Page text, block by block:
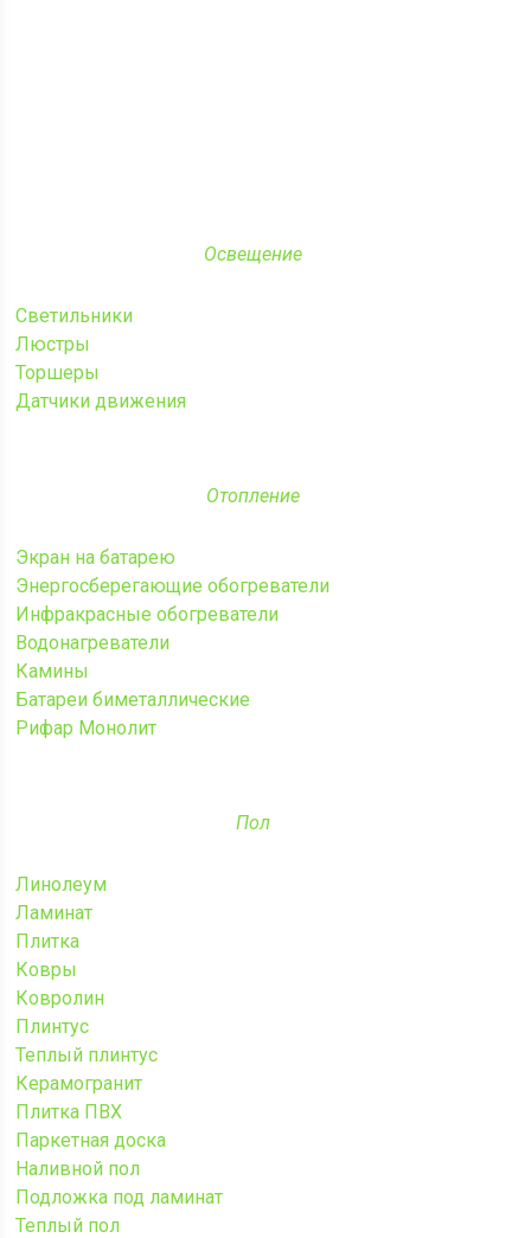
Освещение
Светильники
Люстры
Торшеры
Датчики движения
Отопление
Экран на батарею
Энергосберегающие обогреватели
Инфракрасные обогреватели
Водонагреватели
Камины
Батареи биметаллические
Рифар Монолит
Пол
Линолеум
Ламинат
Плитка
Ковры
Ковролин
Плинтус
Теплый плинтус
Керамогранит
Плитка ПВХ
Паркетная доска
Наливной пол
Подложка под ламинат
Теплый пол